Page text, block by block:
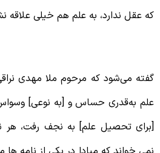
عقل ندارد، به علم هم خیلی علاقه‌
می‌شود که مرحوم ملا مهدی نراقی
به‌قدری حساس و [به نوعی] وسواس
تحصیل علم] به نجف رفت، هر